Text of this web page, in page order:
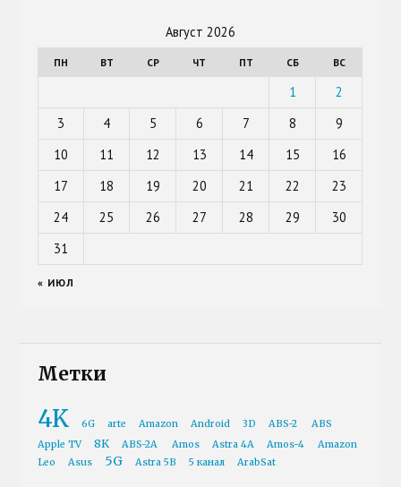
Август 2026
ПН ВТ СР ЧТ ПТ СБ ВС
1
2
3
4 5 6 7 8
9
10
11 12 13 14 15
16
17
18 19 20 21 22
23
24
25 26 27 28 29
30
31
« ИЮЛ
Метки
4K 6G arte Amazon Android 3D ABS-2
ABS
Apple TV
8K ABS-2A Amos Astra 4A Amos-4
Amazon
Leo
Asus 5G Astra 5B 5 канал ArabSat